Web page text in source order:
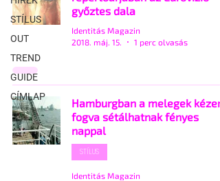
STÍLUS
OUT
TREND
GUIDE
CÍMLAP
győztes dala
Identitás Magazin
2018. máj. 15.
1 perc olvasás
Hamburgban a melegek kézen
fogva sétálhatnak fényes
nappal
STÍLUS
Identitás Magazin